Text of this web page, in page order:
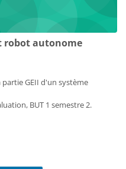
robot autonome
partie GEII d'un système
BUT 1 semestre 2.